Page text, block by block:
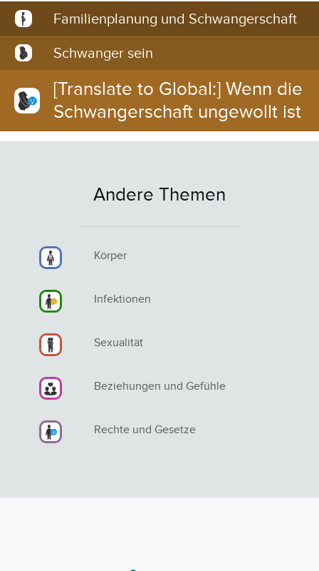
Familienplanung und Schwangerschaft
Schwanger sein
[Translate to Global:] Wenn die
Schwangerschaft ungewollt ist
Andere Themen
Körper
Infektionen
Sexualität
Beziehungen und Gefühle
Rechte und Gesetze